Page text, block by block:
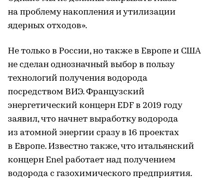
на проблему накопления и утилизации
ядерных отходов».
Не только в России, но также в Европе и США
не сделан однозначный выбор в пользу
технологий получения водорода
посредством ВИЭ. Французский
энергетический концерн EDF в 2019 году
заявил, что начнет выработку водорода
из атомной энергии сразу в 16 проектах
в Европе. Известно также, что итальянский
концерн Enel работает над получением
водорода с газохимического предприятия.